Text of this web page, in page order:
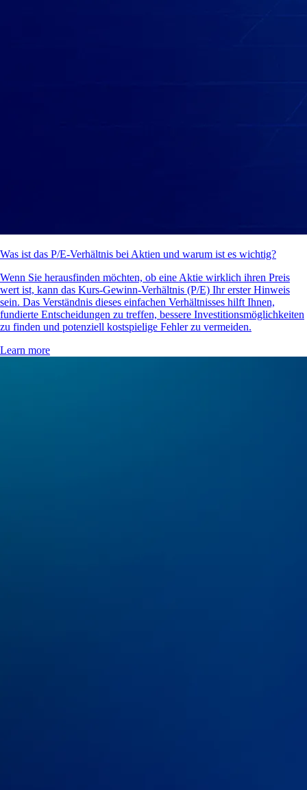
Was ist das P/E-Verhältnis bei Aktien und warum ist es wichtig?
Wenn Sie herausfinden möchten, ob eine Aktie wirklich ihren Preis
wert ist, kann das Kurs-Gewinn-Verhältnis (P/E) Ihr erster Hinweis
sein. Das Verständnis dieses einfachen Verhältnisses hilft Ihnen,
fundierte Entscheidungen zu treffen, bessere Investitionsmöglichkeiten
zu finden und potenziell kostspielige Fehler zu vermeiden.
Learn more